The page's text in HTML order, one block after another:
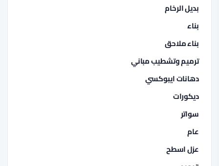
بديل الرخام
بناء
بناء ملاحق
ترميم وتشطيب مباني
دهانات ايبوكسي
ديكورات
سواتر
عام
عزل اسطح